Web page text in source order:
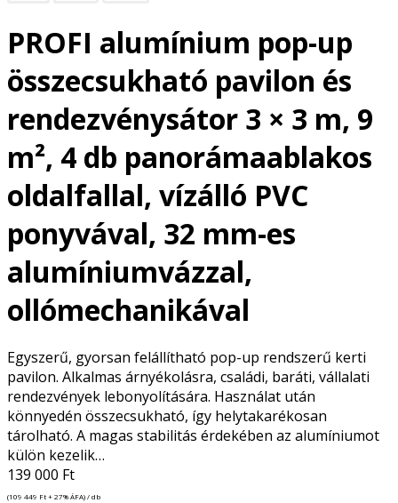
PROFI alumínium pop-up
összecsukható pavilon és
rendezvénysátor 3 × 3 m, 9
m², 4 db panorámaablakos
oldalfallal, vízálló PVC
ponyvával, 32 mm-es
alumíniumvázzal,
ollómechanikával
Egyszerű, gyorsan felállítható pop-up rendszerű kerti
pavilon. Alkalmas árnyékolásra, családi, baráti, vállalati
rendezvények lebonyolítására. Használat után
könnyedén összecsukható, így helytakarékosan
tárolható. A magas stabilitás érdekében az alumíniumot
külön kezelik…
139 000 Ft
(109 449 Ft+ 27% ÁFA) / db